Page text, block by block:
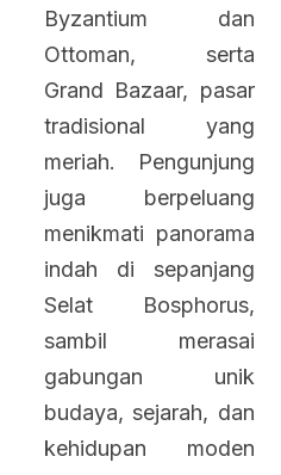
Byzantium dan
Ottoman, serta
Grand Bazaar, pasar
tradisional yang
meriah. Pengunjung
juga berpeluang
menikmati panorama
indah di sepanjang
Selat Bosphorus,
sambil merasai
gabungan unik
budaya, sejarah, dan
kehidupan moden